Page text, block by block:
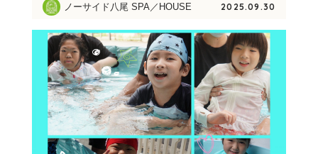
ノーサイド八尾 SPA／HOUSE 2025.09.30